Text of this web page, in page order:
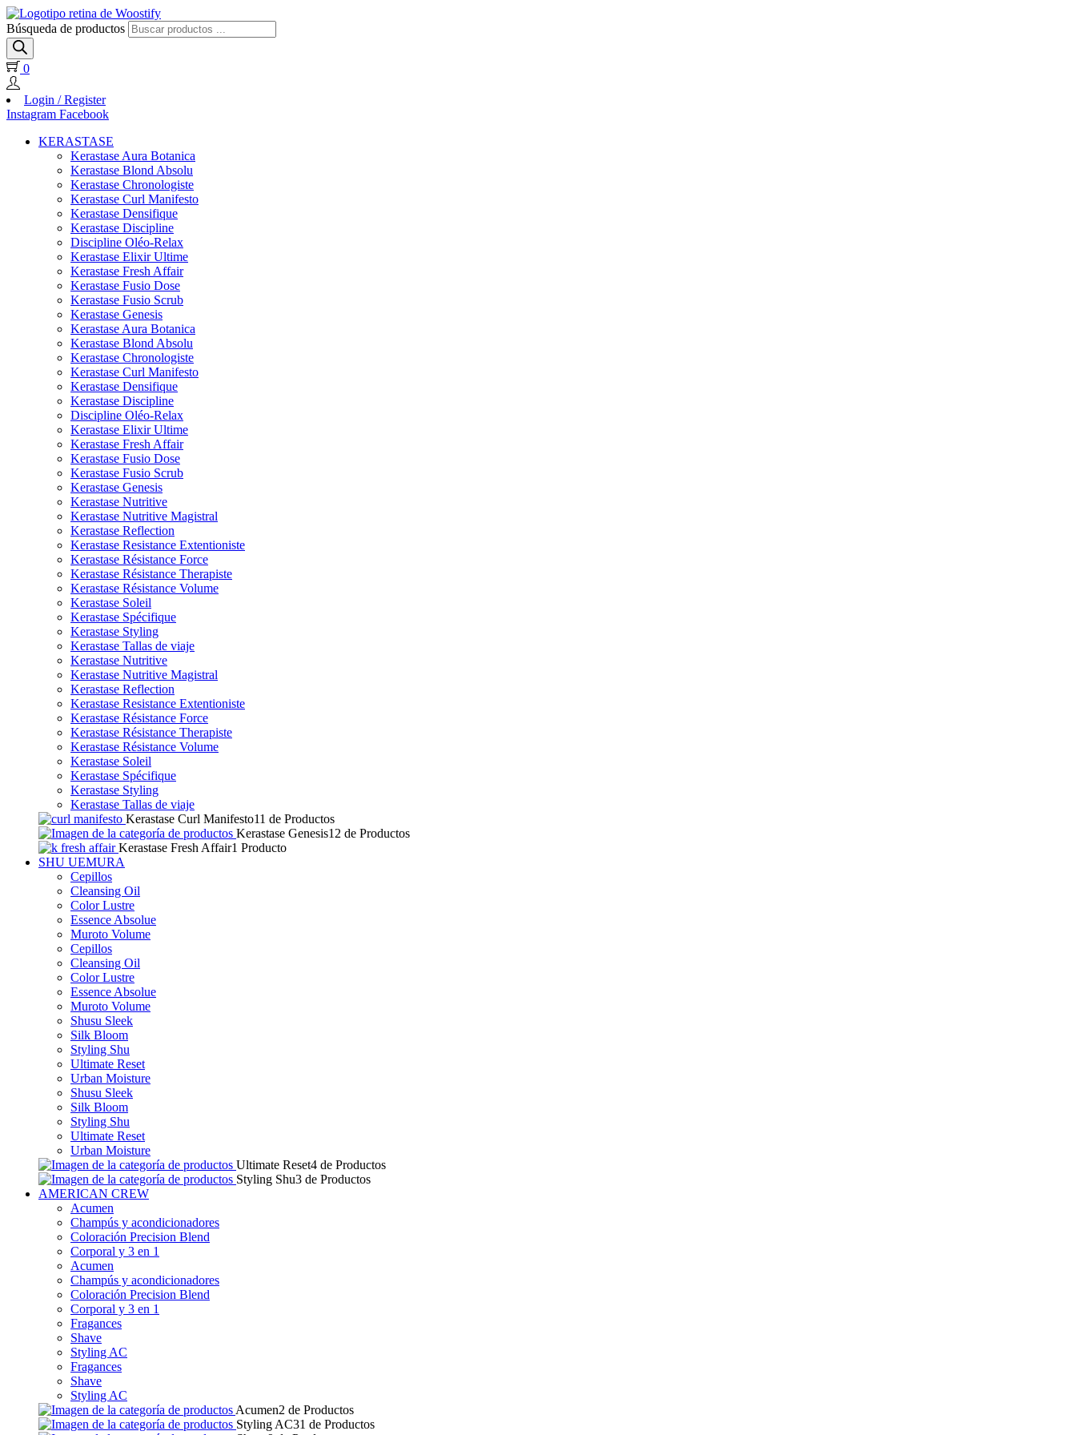
Búsqueda de productos
0
Login / Register
Instagram Facebook
KERASTASE
Kerastase Aura Botanica
Kerastase Blond Absolu
Kerastase Chronologiste
Kerastase Curl Manifesto
Kerastase Densifique
Kerastase Discipline
Discipline Oléo-Relax
Kerastase Elixir Ultime
Kerastase Fresh Affair
Kerastase Fusio Dose
Kerastase Fusio Scrub
Kerastase Genesis
Kerastase Aura Botanica
Kerastase Blond Absolu
Kerastase Chronologiste
Kerastase Curl Manifesto
Kerastase Densifique
Kerastase Discipline
Discipline Oléo-Relax
Kerastase Elixir Ultime
Kerastase Fresh Affair
Kerastase Fusio Dose
Kerastase Fusio Scrub
Kerastase Genesis
Kerastase Nutritive
Kerastase Nutritive Magistral
Kerastase Reflection
Kerastase Resistance Extentioniste
Kerastase Résistance Force
Kerastase Résistance Therapiste
Kerastase Résistance Volume
Kerastase Soleil
Kerastase Spécifique
Kerastase Styling
Kerastase Tallas de viaje
Kerastase Nutritive
Kerastase Nutritive Magistral
Kerastase Reflection
Kerastase Resistance Extentioniste
Kerastase Résistance Force
Kerastase Résistance Therapiste
Kerastase Résistance Volume
Kerastase Soleil
Kerastase Spécifique
Kerastase Styling
Kerastase Tallas de viaje
Kerastase Curl Manifesto11 de Productos
Kerastase Genesis12 de Productos
Kerastase Fresh Affair1 Producto
SHU UEMURA
Cepillos
Cleansing Oil
Color Lustre
Essence Absolue
Muroto Volume
Cepillos
Cleansing Oil
Color Lustre
Essence Absolue
Muroto Volume
Shusu Sleek
Silk Bloom
Styling Shu
Ultimate Reset
Urban Moisture
Shusu Sleek
Silk Bloom
Styling Shu
Ultimate Reset
Urban Moisture
Ultimate Reset4 de Productos
Styling Shu3 de Productos
AMERICAN CREW
Acumen
Champús y acondicionadores
Coloración Precision Blend
Corporal y 3 en 1
Acumen
Champús y acondicionadores
Coloración Precision Blend
Corporal y 3 en 1
Fragances
Shave
Styling AC
Fragances
Shave
Styling AC
Acumen2 de Productos
Styling AC31 de Productos